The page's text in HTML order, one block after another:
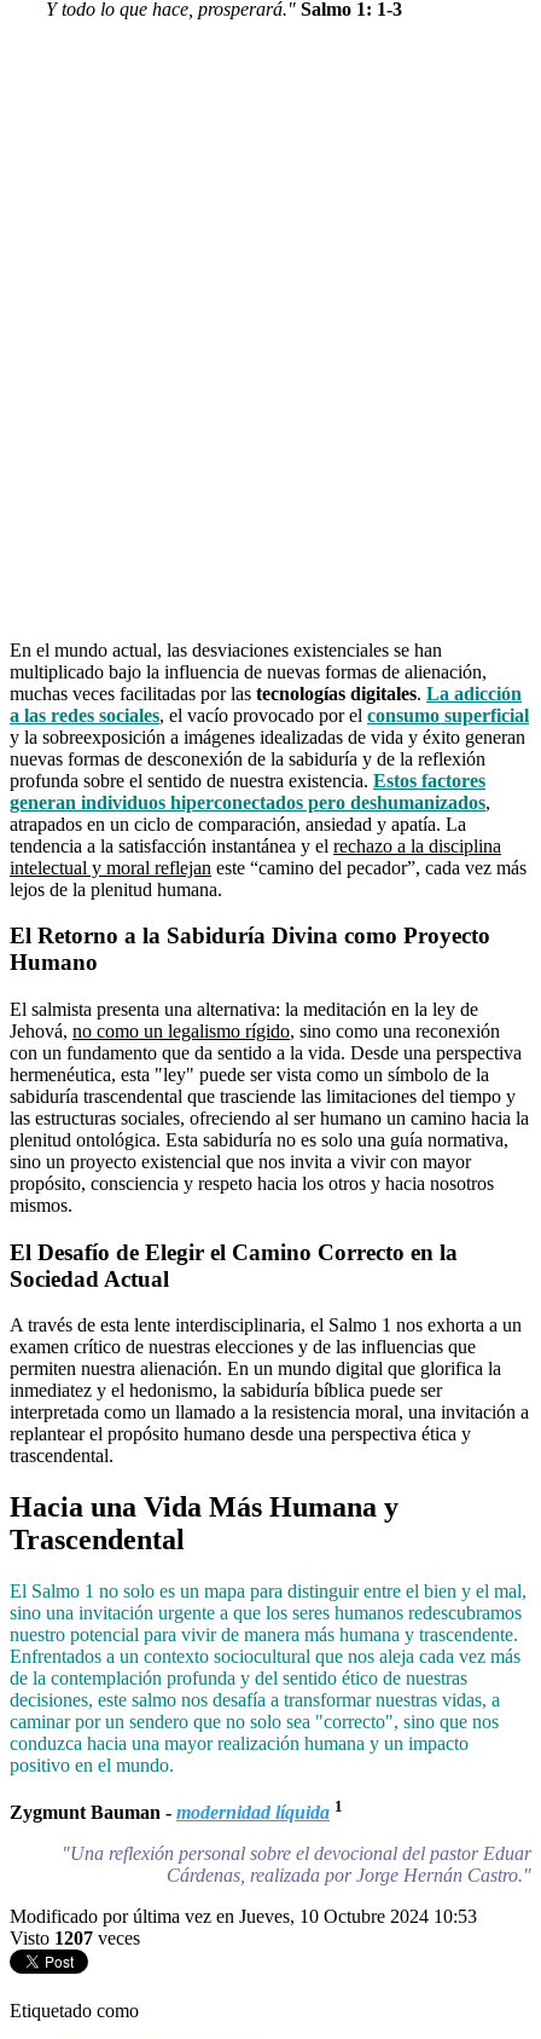
Y todo lo que hace, prosperará." Salmo 1: 1-3
En el mundo actual, las desviaciones existenciales se han
multiplicado bajo la influencia de nuevas formas de alienación,
muchas veces facilitadas por las tecnologías digitales. La adicción
a las redes sociales, el vacío provocado por el consumo superficial
y la sobreexposición a imágenes idealizadas de vida y éxito generan
nuevas formas de desconexión de la sabiduría y de la reflexión
profunda sobre el sentido de nuestra existencia. Estos factores
generan individuos hiperconectados pero deshumanizados,
atrapados en un ciclo de comparación, ansiedad y apatía. La
tendencia a la satisfacción instantánea y el rechazo a la disciplina
intelectual y moral reflejan este “camino del pecador”, cada vez más
lejos de la plenitud humana.
El Retorno a la Sabiduría Divina como Proyecto
Humano
El salmista presenta una alternativa: la meditación en la ley de
Jehová, no como un legalismo rígido, sino como una reconexión
con un fundamento que da sentido a la vida. Desde una perspectiva
hermenéutica, esta "ley" puede ser vista como un símbolo de la
sabiduría trascendental que trasciende las limitaciones del tiempo y
las estructuras sociales, ofreciendo al ser humano un camino hacia la
plenitud ontológica. Esta sabiduría no es solo una guía normativa,
sino un proyecto existencial que nos invita a vivir con mayor
propósito, consciencia y respeto hacia los otros y hacia nosotros
mismos.
El Desafío de Elegir el Camino Correcto en la
Sociedad Actual
A través de esta lente interdisciplinaria, el Salmo 1 nos exhorta a un
examen crítico de nuestras elecciones y de las influencias que
permiten nuestra alienación. En un mundo digital que glorifica la
inmediatez y el hedonismo, la sabiduría bíblica puede ser
interpretada como un llamado a la resistencia moral, una invitación a
replantear el propósito humano desde una perspectiva ética y
trascendental.
Hacia una Vida Más Humana y
Trascendental
El Salmo 1 no solo es un mapa para distinguir entre el bien y el mal,
sino una invitación urgente a que los seres humanos redescubramos
nuestro potencial para vivir de manera más humana y trascendente.
Enfrentados a un contexto sociocultural que nos aleja cada vez más
de la contemplación profunda y del sentido ético de nuestras
decisiones, este salmo nos desafía a transformar nuestras vidas, a
caminar por un sendero que no solo sea "correcto", sino que nos
conduzca hacia una mayor realización humana y un impacto
positivo en el mundo.
Zygmunt Bauman - modernidad líquida 1
"Una reflexión personal sobre el devocional del pastor Eduar
Cárdenas, realizada por Jorge Hernán Castro."
Modificado por última vez en Jueves, 10 Octubre 2024 10:53
Visto 1207 veces
Etiquetado como